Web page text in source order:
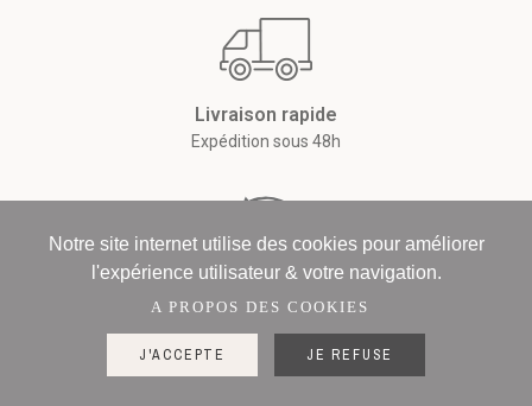
Livraison rapide
Expédition sous 48h
Retour sous 14 jours
Retour ou échange
Notre site internet utilise des cookies pour améliorer
l'expérience utilisateur & votre navigation.
A PROPOS DES COOKIES
J'ACCEPTE JE REFUSE